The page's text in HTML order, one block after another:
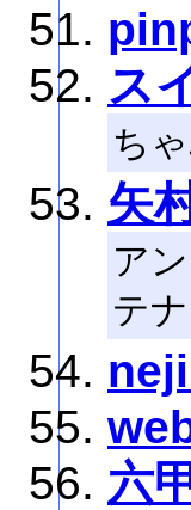
ス
ち
矢
ア
テナ
六